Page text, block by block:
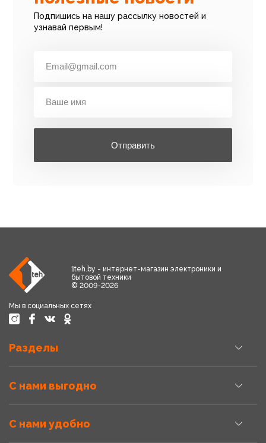
Подпишись на нашу рассылку новостей и
узнавай первым!
Отправить
1teh.by - интернет-магазин электроники и
бытовой техники
© 2009-2026
Мы в социальных сетях
Разделы
С нами выгодно
С нами удобно